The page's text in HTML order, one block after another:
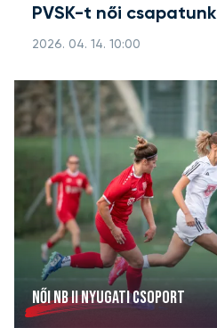
PVSK-t női csapatunk
2026. 04. 14. 10:00
NŐI NB II NYUGATI CSOPORT